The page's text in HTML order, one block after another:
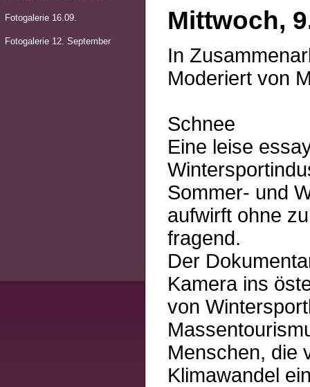
Fotogalerie 16.09.
Fotogalerie 12. September
Mittwoch,
In
Moderiert von
Schnee
Eine leise
Sommer- und
aufwirft ohne
fragend.
Der
Kamera ins
von
Menschen, die
Klimawandel